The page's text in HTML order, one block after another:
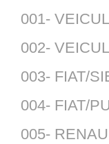
001-
002-
003- FIAT/
004- FIAT/
005-